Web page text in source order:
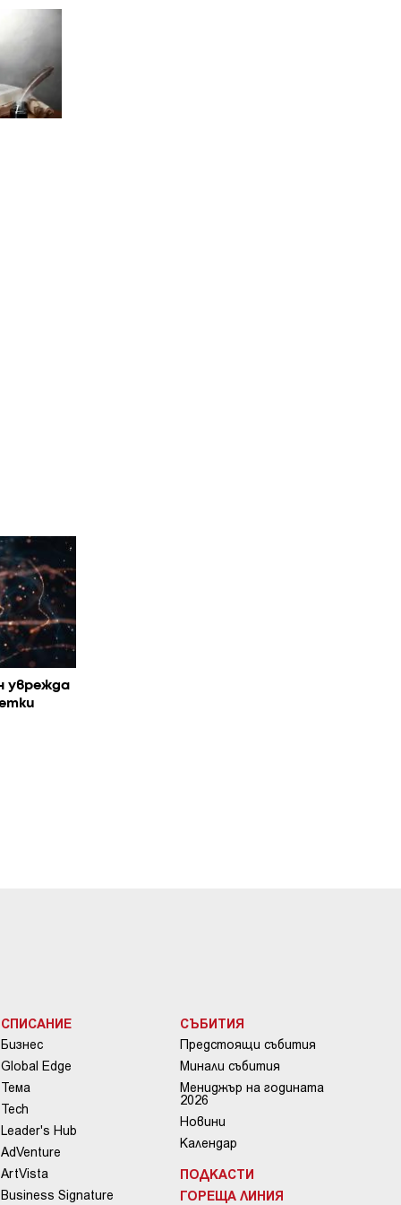
уврежда
СПИСАНИЕ
Бизнес
Global Edge
Тема
Tech
Leader's Hub
AdVenture
ArtVista
Business Signature
СЪБИТИЯ
Предстоящи събития
Минали събития
Мениджър на годината
2026
Новини
Календар
ПОДКАСТИ
ГОРЕЩА ЛИНИЯ